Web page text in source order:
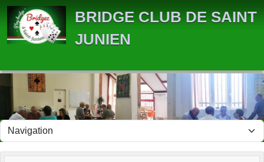
BRIDGE CLUB DE SAINT
JUNIEN
Panneau de gestion des cookies